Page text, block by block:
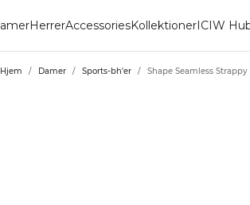
HerrerAccessoriesKollektionerICIW
Hjem / Damer / Sports-bh'er / Shape Seamless